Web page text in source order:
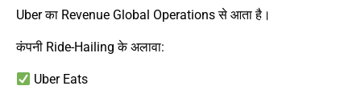
Uber का Revenue Global Operations से आता है।
कंपनी Ride-Hailing के अलावा:
Uber Eats